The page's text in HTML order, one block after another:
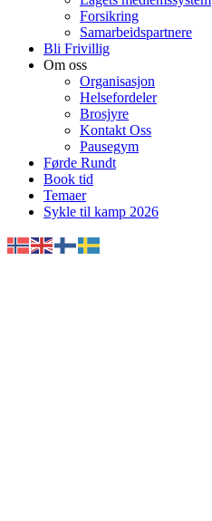
Forsikring
Samarbeidspartnere
Bli Frivillig
Om oss
Organisasjon
Helsefordeler
Brosjyre
Kontakt Oss
Pausegym
Førde Rundt
Book tid
Temaer
Sykle til kamp 2026